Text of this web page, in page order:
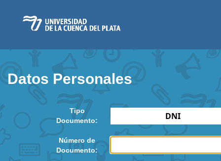
Datos Personales
Tipo
Documento:
Número de
Documento: